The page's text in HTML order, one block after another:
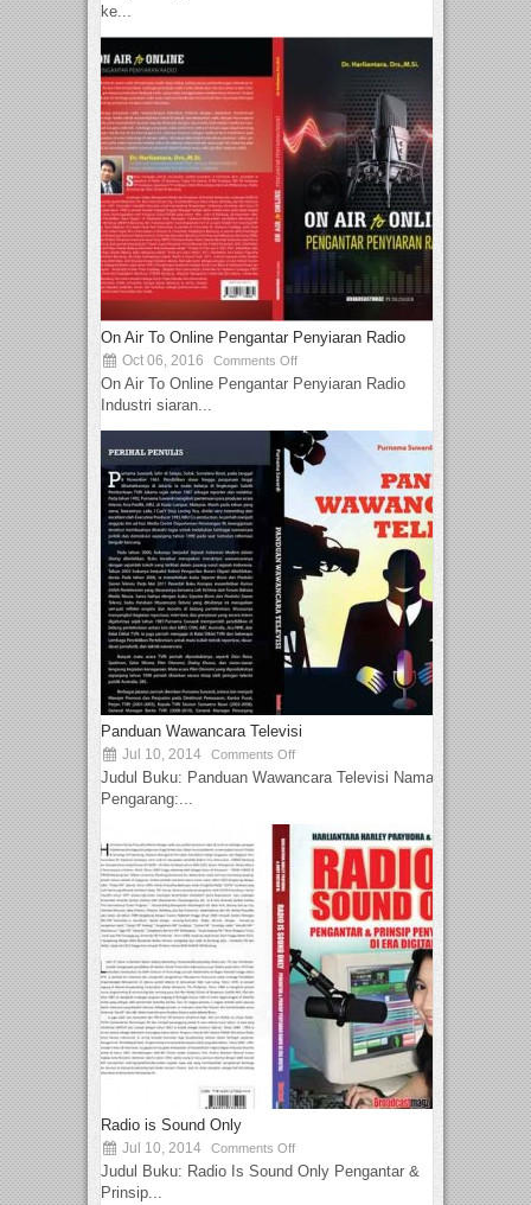
ke...
On Air To Online Pengantar Penyiaran Radio
Oct 06, 2016 Comments Off
On Air To Online Pengantar Penyiaran Radio
Industri siaran...
Panduan Wawancara Televisi
Jul 10, 2014 Comments Off
Judul Buku: Panduan Wawancara Televisi Nama
Pengarang:...
Radio is Sound Only
Jul 10, 2014 Comments Off
Judul Buku: Radio Is Sound Only Pengantar &
Prinsip...